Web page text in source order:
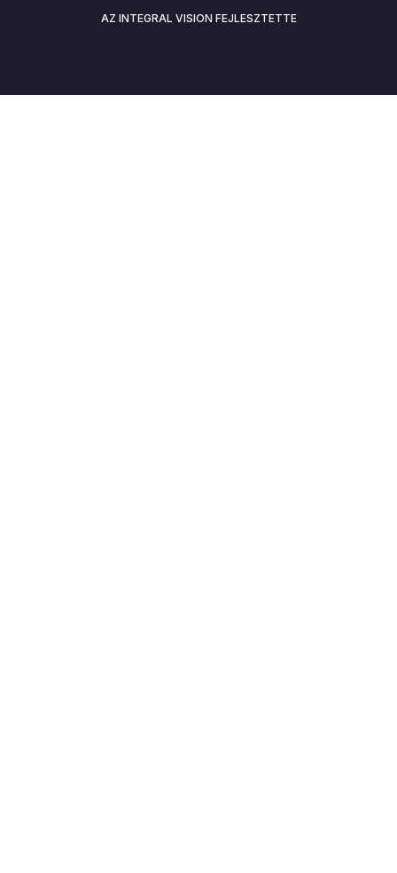
AZ INTEGRAL VISION FEJLESZTETTE